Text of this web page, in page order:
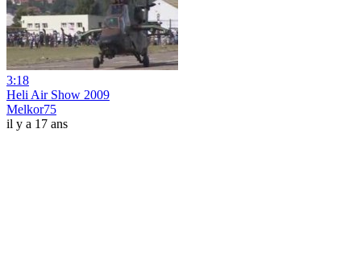
3:18
Heli Air Show 2009
Melkor75
il y a 17 ans